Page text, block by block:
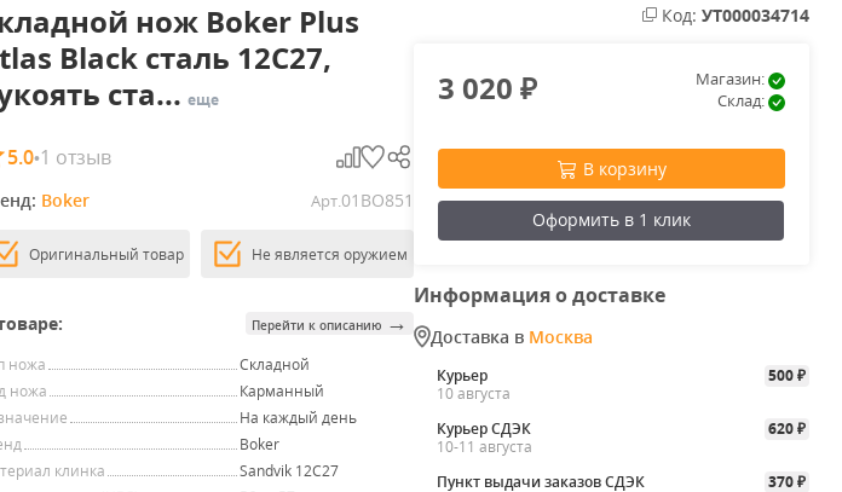
нож Boker Plus
Black сталь 12С27,
ста... еще
5.0•1 отзыв
Boker Арт.01BO851
Оригинальный товар Не является оружием
Перейти к описанию →
ножа
Складной
ножа
Карманный
На каждый день
Boker
клинка
Sandvik 12C27
Код: УТ000034714
3 020₽
Магазин:
Склад:
В корзину
Оформить в 1 клик
Информация о доставке
Доставка в Москва
Курьер 500 ₽
10 августа
Курьер СДЭК
620 ₽
10-11 августа
Пункт выдачи заказов СДЭК
370 ₽